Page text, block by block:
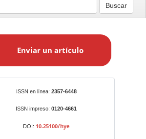
Buscar
Enviar un artículo
ISSN en línea: 2357-6448
ISSN impreso: 0120-4661
DOI: 10.25100/hye